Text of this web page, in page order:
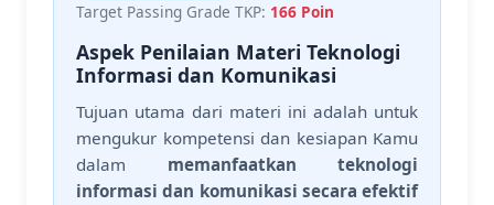
Target Passing Grade TKP: 166 Poin
Aspek Penilaian Materi Teknologi
Informasi dan Komunikasi
Tujuan utama dari materi ini adalah untuk
mengukur kompetensi dan kesiapan Kamu
dalam memanfaatkan teknologi
informasi dan komunikasi secara efektif